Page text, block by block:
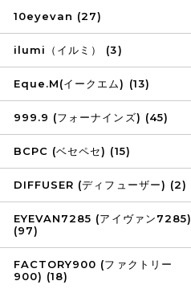
10eyevan (27)
ilumi（イルミ） (3)
Eque.M(イークエム) (13)
999.9 (フォーナインズ) (45)
BCPC (ベセペセ) (15)
DIFFUSER (ディフューザー) (2)
EYEVAN7285 (アイヴァン7285)
(97)
FACTORY900 (ファクトリー
900) (18)